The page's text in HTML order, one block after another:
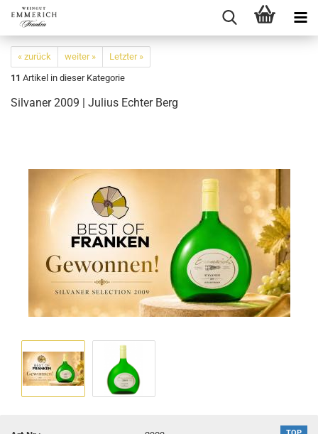
« zurück weiter »
Letzter »
11 Artikel in dieser Kategorie
Silvaner 2009 | Julius Echter Berg